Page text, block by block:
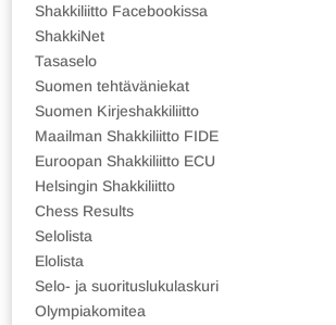
Shakkiliitto Facebookissa
ShakkiNet
Tasaselo
Suomen tehtäväniekat
Suomen Kirjeshakkiliitto
Maailman Shakkiliitto FIDE
Euroopan Shakkiliitto ECU
Helsingin Shakkiliitto
Chess Results
Selolista
Elolista
Selo- ja suorituslukulaskuri
Olympiakomitea